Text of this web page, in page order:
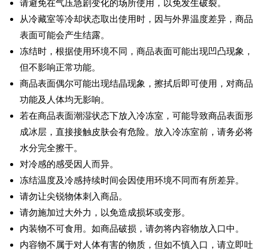
请避免在气压急剧变化的场所使用，以免发生破裂。
从冷藏室等冷却状态取出使用时，因与外界温度差异，商品
表面可能会产生结露。
冻结时，根据使用环境不同，商品表面可能出现凹凸现象，
但不影响正常功能。
商品表面偶尔可能出现结晶现象，擦拭后即可使用，对商品
功能及人体均无影响。
若在商品表面潮湿状态下放入冷冻室，可能导致商品表面形
成冰层，直接接触皮肤会有危险。放入冷冻室前，请务必将
水分完全擦干。
对冷感的感受因人而异。
冻结温度及冷感持续时间会因使用环境不同而有所差异。
请勿让尖锐物体刺入商品。
请勿施加过大外力，以免造成损坏或变形。
内装物不可食用。如商品破损，请勿将内容物放入口中。
内容物不属于对人体有害的物质，但如不慎入口，请立即吐